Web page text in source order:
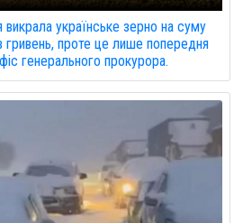
викрала українське зерно на суму
гривень, проте це лише попередня
генерального прокурора.